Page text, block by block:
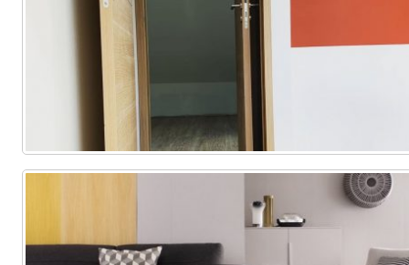
Comercial
(Completa)
Vivienda